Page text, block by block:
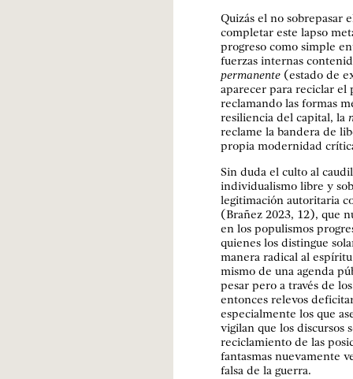
Quizás el no sobrepasar
completar este lapso
progreso como simple
fuerzas internas
permanente (estado de
aparecer para reciclar el
reclamando las formas
resiliencia del capital, la
reclame la bandera de
propia modernidad
Sin duda el culto al
individualismo libre y
legitimación autoritaria
(Brañez 2023, 12), que
en los populismos
quienes los distingue
manera radical al
mismo de una agenda
pesar pero a través de
entonces relevos
especialmente los que
vigilan que los discursos
reciclamiento de las
fantasmas nuevamente
falsa de la guerra.